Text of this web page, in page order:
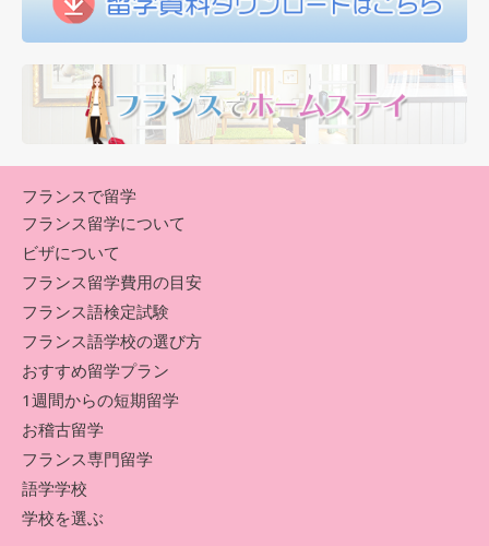
フランスで留学
フランス留学について
ビザについて
フランス留学費用の目安
フランス語検定試験
フランス語学校の選び方
おすすめ留学プラン
1週間からの短期留学
お稽古留学
フランス専門留学
語学学校
学校を選ぶ